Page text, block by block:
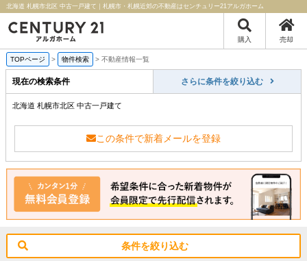
北海道 札幌市北区 中古一戸建て｜札幌市・札幌近郊の不動産はセンチュリー21アルガホーム
購入 売却
TOPページ > 物件検索 > 不動産情報一覧
現在の検索条件 さらに条件を絞り込む
北海道 札幌市北区 中古一戸建て
この条件で新着メールを登録
条件を絞り込む